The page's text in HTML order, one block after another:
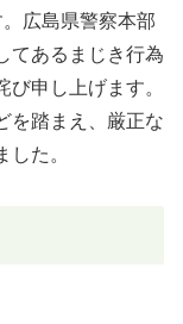
広島県警察本部
てあるまじき行為
申し上げます。
を踏まえ、厳正な
た。